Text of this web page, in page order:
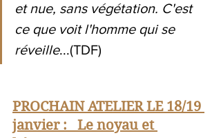
et nue, sans végétation. C'est
ce que voit l'homme qui se
réveille...(TDF)
PROCHAIN ATELIER LE 18/19
janvier :   Le noyau et